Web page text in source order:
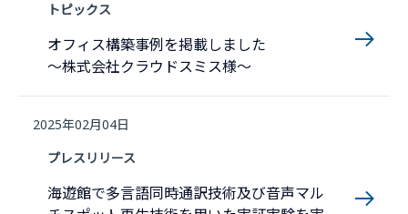
トピックス
オフィス構築事例を掲載しました
〜株式会社クラウドスミス様〜
2025年02月04日
プレスリリース
海遊館で多言語同時通訳技術及び音声マル